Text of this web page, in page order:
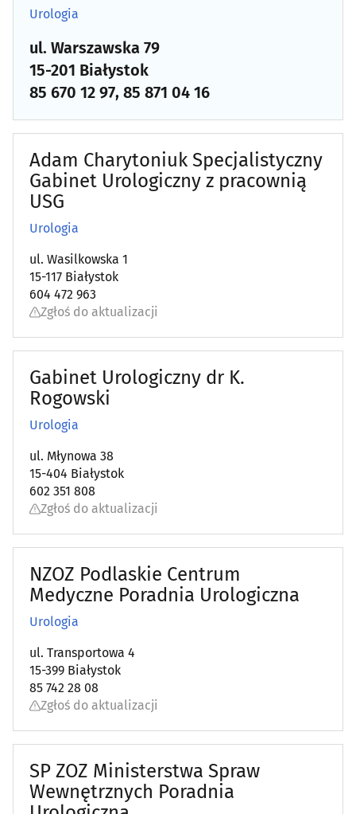
Gastroenterologia(8)
Genetyka
Ginekologia, położnictwo(46)
Hematologia
Hepatologia(7)
Implantologia(15)
Interna (interniści)(13)
Kardiologia(14)
Laboratoria analityczne
Laryngologia(34)
Leczenie bólu(21)
Leczenie otyłości(4)
Logopedia(25)
Medycyna estetyczna
Medycyna pracy(12)
Urologia
ul. Warszawska 79
15-201 Białystok
85 670 12 97, 85 871 04 16
Adam Charytoniuk Specjalistyczny
Gabinet Urologiczny z pracownią
USG
Urologia
ul. Wasilkowska 1
15-117 Białystok
604 472 963
Zgłoś do aktualizacji
Gabinet Urologiczny dr K.
Rogowski
Urologia
ul. Młynowa 38
15-404 Białystok
602 351 808
Zgłoś do aktualizacji
NZOZ Podlaskie Centrum
Medyczne Poradnia Urologiczna
Urologia
ul. Transportowa 4
15-399 Białystok
85 742 28 08
Zgłoś do aktualizacji
SP ZOZ Ministerstwa Spraw
Wewnętrznych Poradnia